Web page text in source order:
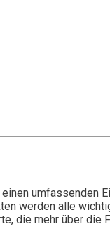
umfassenden
werden alle
die mehr über